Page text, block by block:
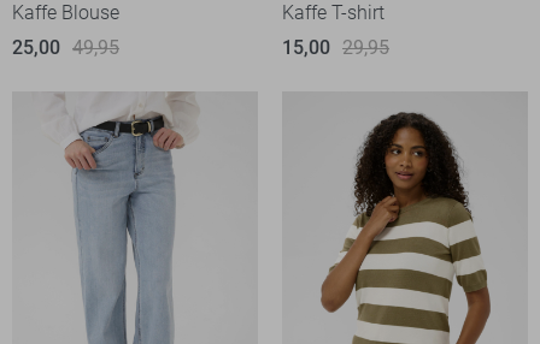
Kaffe Blouse
25,00 49,95
Kaffe T-shirt
15,00 29,95